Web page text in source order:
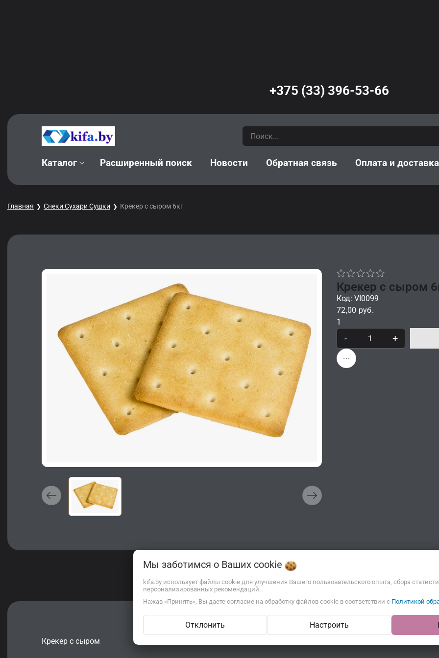
+375 (33) 396-53-66
Каталог Расширенный поиск Новости Обратная связь Оплата и доставка
Главная Снеки Сухари Сушки Крекер с сыром 6кг
Крекер с сыром
Код: VI0099
72,00 руб.
1
- +
Описание
Крекер с сыром
Мы заботимся о Ваших cookie
kifa.by использует файлы cookie для улучшения Вашего пользовательского опыта, сбора
персонализированных рекомендаций.
Нажав «Принять», Вы даете согласие на обработку файлов cookie в соответствии с Политикой
Отклонить Настроить